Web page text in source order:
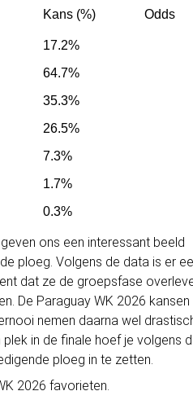
Kans (%) Odds
17.2%
64.7%
35.3%
26.5%
7.3%
1.7%
0.3%
ons een interessant beeld
ploeg. Volgens de data is er
dat ze de groepsfase
De Paraguay WK 2026 kansen
nemen daarna wel
in de finale hoef je volgens
ploeg in te zetten.
2026 favorieten.